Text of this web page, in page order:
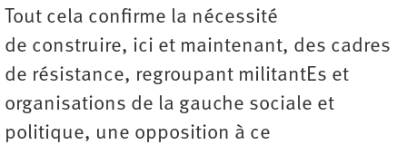
Tout cela confirme la nécessité
de construire, ici et maintenant, des cadres
de résistance, regroupant militantEs et
organisations de la gauche sociale et
politique, une opposition à ce